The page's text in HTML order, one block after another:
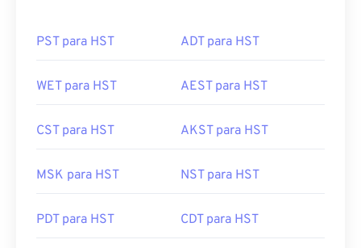
PST para HST ADT para HST
WET para HST AEST para HST
CST para HST AKST para HST
MSK para HST NST para HST
PDT para HST CDT para HST